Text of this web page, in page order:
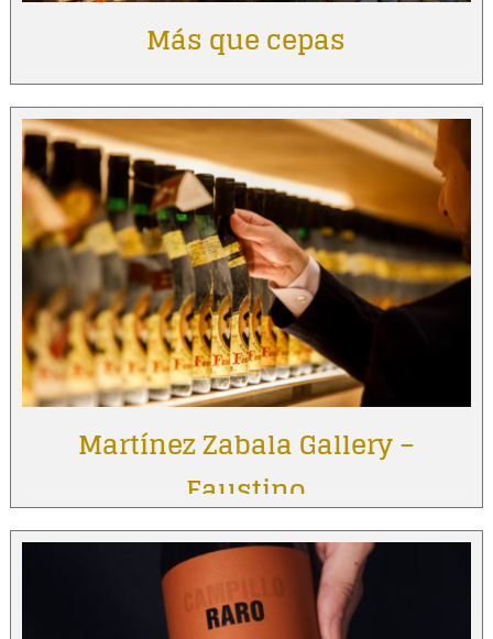
Más que cepas
Martínez Zabala Gallery –
Faustino